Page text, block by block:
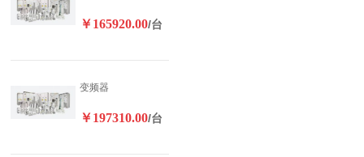
￥165920.00/台
变频器
￥197310.00/台